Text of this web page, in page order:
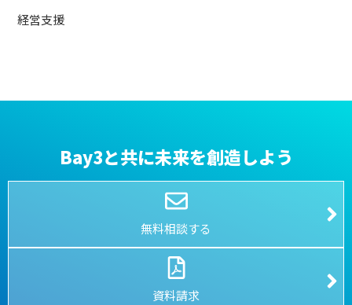
経営支援
Bay3と共に未来を創造しよう
無料相談する
資料請求